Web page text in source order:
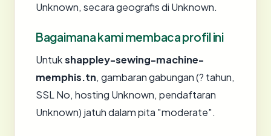
Unknown, secara geografis di Unknown.
Bagaimana kami membaca profil ini
Untukshappley-sewing-machine-
memphis.tn, gambaran gabungan (? tahun,
SSL No, hosting Unknown, pendaftaran
Unknown) jatuh dalam pita "moderate".